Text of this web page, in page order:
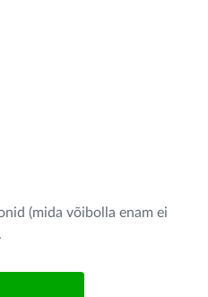
(mida võibolla enam ei
.